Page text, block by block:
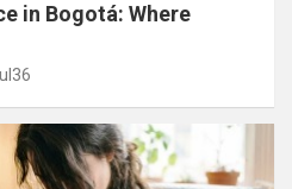
in Bogotá: Where